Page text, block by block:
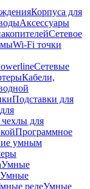
Корпуса для
Аксессуары
Сетевое
Wi-Fi точки
Сетевые
Кабели,
Подставки для
для
Программное
умным
Умные
Умные
релеУмные